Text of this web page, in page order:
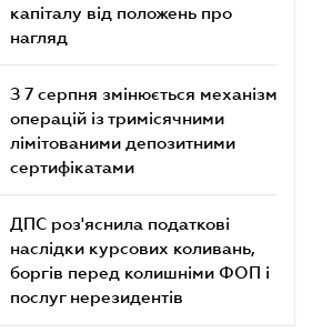
капіталу від положень про
нагляд
З 7 серпня змінюється механізм
операцій із тримісячними
лімітованими депозитними
сертифікатами
ДПС роз'яснила податкові
наслідки курсових коливань,
боргів перед колишніми ФОП і
послуг нерезидентів